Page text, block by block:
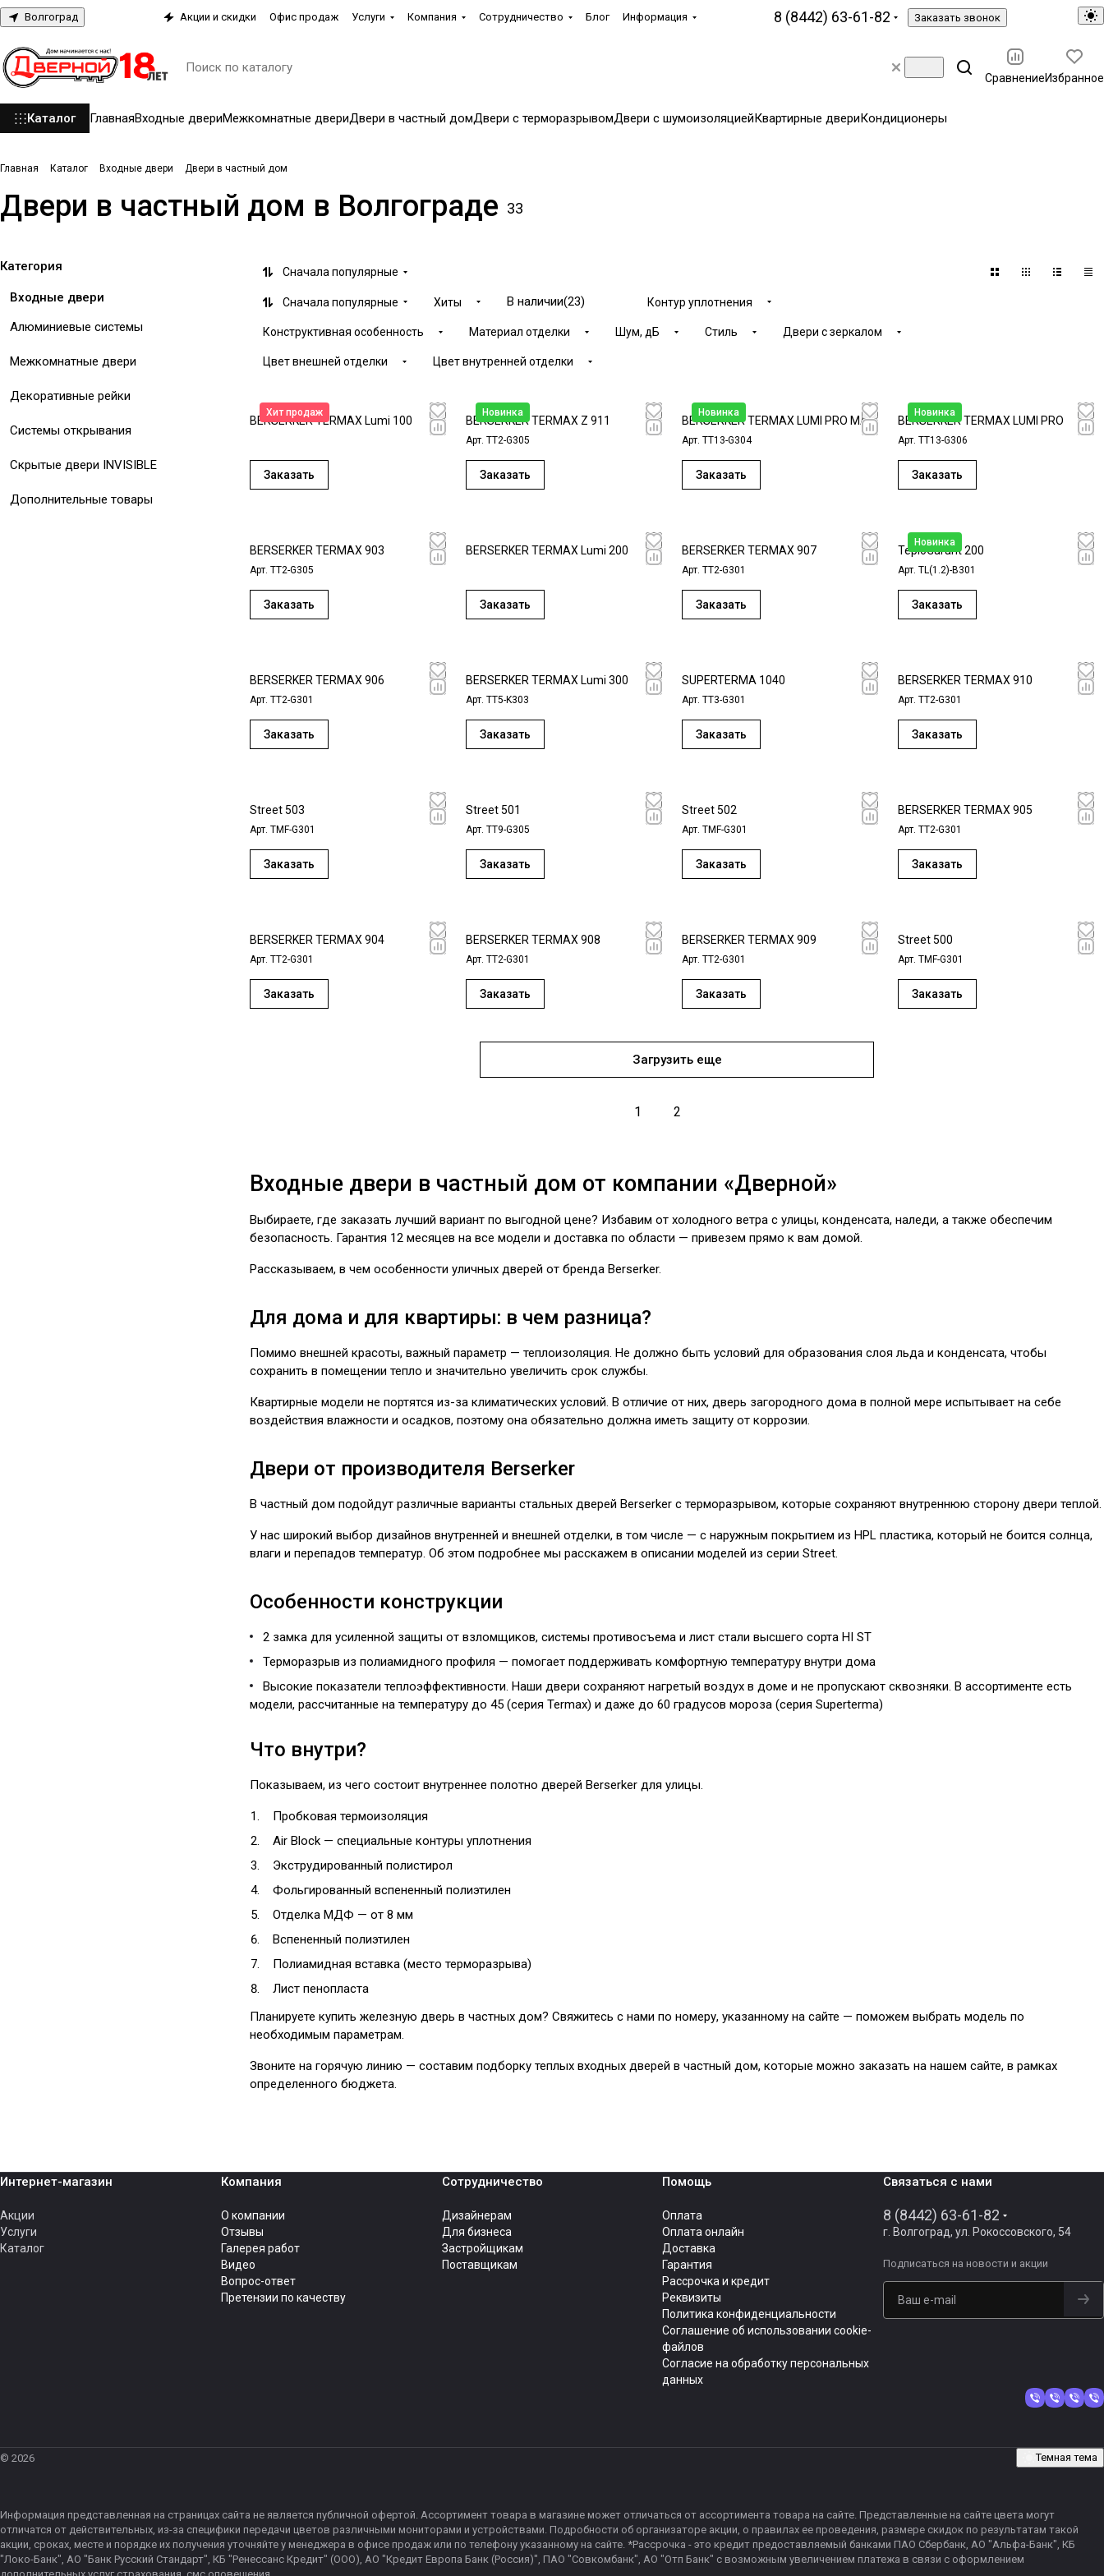
Волгоград Акции и скидки Офис продаж Услуги Компания Сотрудничество Блог Информация 8 (8442) 63-61-82 Заказать звонок
СравнениеИзбранное
Каталог ГлавнаяВходные двериМежкомнатные двериДвери в частный домДвери с терморазрывомДвери с шумоизоляциейКвартирные двериКондиционеры
Главная Каталог Входные двери Двери в частный дом
Двери в частный дом в Волгограде 33
Сначала популярные
Сначала популярные Хиты В наличии(23) Контур уплотнения
Конструктивная особенность Материал отделки Шум, дБ Стиль Двери с зеркалом
Цвет внешней отделки Цвет внутренней отделки
Хит продаж
BERSERKER TERMAX Lumi 100
Заказать
Новинка
BERSERKER TERMAX Z 911
Арт. TT2-G305
Заказать
Новинка
BERSERKER TERMAX LUMI PRO MAX
Арт. ТT13-G304
Заказать
Новинка
BERSERKER TERMAX LUMI PRO
Арт. ТT13-G306
Заказать
BERSERKER TERMAX 903
Арт. TT2-G305
Заказать
BERSERKER TERMAX Lumi 200
Заказать
BERSERKER TERMAX 907
Арт. TT2-G301
Заказать
Новинка
TeploGarant 200
Арт. TL(1.2)-B301
Заказать
BERSERKER TERMAX 906
Арт. TT2-G301
Заказать
BERSERKER TERMAX Lumi 300
Арт. TT5-K303
Заказать
SUPERTERMA 1040
Арт. TT3-G301
Заказать
BERSERKER TERMAX 910
Арт. TT2-G301
Заказать
Street 503
Арт. TMF-G301
Заказать
Street 501
Арт. ТT9-G305
Заказать
Street 502
Арт. TMF-G301
Заказать
BERSERKER TERMAX 905
Арт. TT2-G301
Заказать
BERSERKER TERMAX 904
Арт. TT2-G301
Заказать
BERSERKER TERMAX 908
Арт. TT2-G301
Заказать
BERSERKER TERMAX 909
Арт. TT2-G301
Заказать
Street 500
Арт. ТMF-G301
Заказать
Загрузить еще
1 2
Входные двери в частный дом от компании «Дверной»
Выбираете, где заказать лучший вариант по выгодной цене? Избавим от холодного ветра с улицы, конденсата, наледи, а также обеспечим
безопасность. Гарантия 12 месяцев на все модели и доставка по области — привезем прямо к вам домой.
Рассказываем, в чем особенности уличных дверей от бренда Berserker.
Для дома и для квартиры: в чем разница?
Помимо внешней красоты, важный параметр — теплоизоляция. Не должно быть условий для образования слоя льда и конденсата, чтобы
сохранить в помещении тепло и значительно увеличить срок службы.
Квартирные модели не портятся из-за климатических условий. В отличие от них, дверь загородного дома в полной мере испытывает на себе
воздействия влажности и осадков, поэтому она обязательно должна иметь защиту от коррозии.
Двери от производителя Berserker
В частный дом подойдут различные варианты стальных дверей Berserker с терморазрывом, которые сохраняют внутреннюю сторону двери теплой.
У нас широкий выбор дизайнов внутренней и внешней отделки, в том числе — с наружным покрытием из HPL пластика, который не боится солнца,
влаги и перепадов температур. Об этом подробнее мы расскажем в описании моделей из серии Street.
Особенности конструкции
2 замка для усиленной защиты от взломщиков, системы противосъема и лист стали высшего сорта HI ST
Терморазрыв из полиамидного профиля — помогает поддерживать комфортную температуру внутри дома
Высокие показатели теплоэффективности. Наши двери сохраняют нагретый воздух в доме и не пропускают сквозняки. В ассортименте есть
модели, рассчитанные на температуру до 45 (серия Termax) и даже до 60 градусов мороза (серия Superterma)
Что внутри?
Показываем, из чего состоит внутреннее полотно дверей Berserker для улицы.
Пробковая термоизоляция
Air Block — специальные контуры уплотнения
Экструдированный полистирол
Фольгированный вспененный полиэтилен
Отделка МДФ — от 8 мм
Вспененный полиэтилен
Полиамидная вставка (место терморазрыва)
Лист пенопласта
Планируете купить железную дверь в частных дом? Свяжитесь с нами по номеру, указанному на сайте — поможем выбрать модель по
необходимым параметрам.
Звоните на горячую линию — составим подборку теплых входных дверей в частный дом, которые можно заказать на нашем сайте, в рамках
определенного бюджета.
Категория
Входные двери
Алюминиевые системы
Межкомнатные двери
Декоративные рейки
Системы открывания
Скрытые двери INVISIBLE
Дополнительные товары
Интернет-магазин
Акции
Услуги
Каталог
Компания
О компании
Отзывы
Галерея работ
Видео
Вопрос-ответ
Претензии по качеству
Сотрудничество
Дизайнерам
Для бизнеса
Застройщикам
Поставщикам
Помощь
Оплата
Оплата онлайн
Доставка
Гарантия
Рассрочка и кредит
Реквизиты
Политика конфиденциальности
Соглашение об использовании cookie-
файлов
Согласие на обработку персональных
данных
Связаться с нами
8 (8442) 63-61-82
г. Волгоград, ул. Рокоссовского, 54
Подписаться на новости и акции
© 2026 Темная тема
Информация представленная на страницах сайта не является публичной офертой. Ассортимент товара в магазине может отличаться от ассортимента товара на сайте. Представленные на сайте цвета могут
отличатся от действительных, из-за специфики передачи цветов различными мониторами и устройствами. Подробности об организаторе акции, о правилах ее проведения, размере скидок по результатам такой
акции, сроках, месте и порядке их получения уточняйте у менеджера в офисе продаж или по телефону указанному на сайте. *Рассрочка - это кредит предоставляемый банками ПАО Сбербанк, АО "Альфа-Банк", КБ
"Локо-Банк", АО "Банк Русский Стандарт", КБ "Ренессанс Кредит" (ООО), АО "Кредит Европа Банк (Россия)", ПАО "Совкомбанк", АО "Отп Банк" с возможным увеличением платежа в связи с оформлением